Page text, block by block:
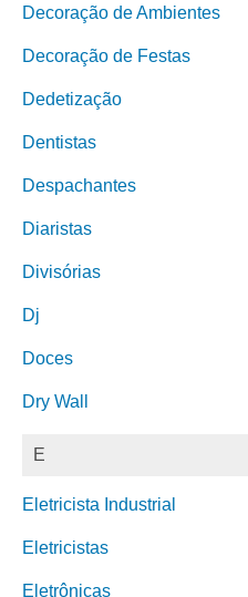
Decoração de Ambientes
Decoração de Festas
Dedetização
Dentistas
Despachantes
Diaristas
Divisórias
Dj
Doces
Dry Wall
E
Eletricista Industrial
Eletricistas
Eletrônicas